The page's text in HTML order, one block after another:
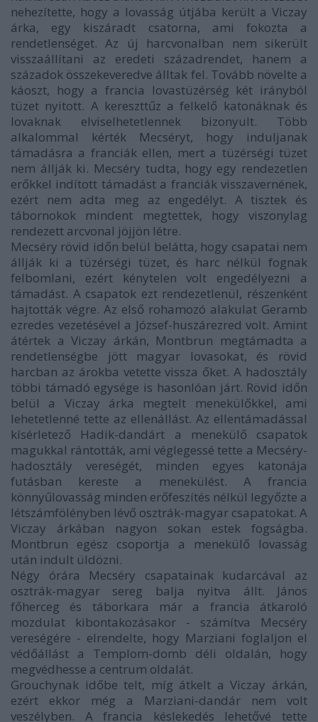
nehezítette, hogy a lovasság útjába került a Viczay
árka, egy kiszáradt csatorna, ami fokozta a
rendetlenséget. Az új harcvonalban nem sikerült
visszaállítani az eredeti századrendet, hanem a
századok összekeveredve álltak fel. Tovább növelte a
káoszt, hogy a francia lovastüzérség két irányból
tüzet nyitott. A kereszttűz a felkelő katonáknak és
lovaknak elviselhetetlennek bizonyult. Több
alkalommal kérték Mecséryt, hogy induljanak
támadásra a franciák ellen, mert a tüzérségi tüzet
nem állják ki. Mecséry tudta, hogy egy rendezetlen
erőkkel indított támadást a franciák visszavernének,
ezért nem adta meg az engedélyt. A tisztek és
tábornokok mindent megtettek, hogy viszonylag
rendezett arcvonal jöjjön létre.
Mecséry rövid időn belül belátta, hogy csapatai nem
állják ki a tüzérségi tüzet, és harc nélkül fognak
felbomlani, ezért kénytelen volt engedélyezni a
támadást. A csapatok ezt rendezetlenül, részenként
hajtották végre. Az első rohamozó alakulat Geramb
ezredes vezetésével a József-huszárezred volt. Amint
átértek a Viczay árkán, Montbrun megtámadta a
rendetlenségbe jött magyar lovasokat, és rövid
harcban az árokba vetette vissza őket. A hadosztály
többi támadó egysége is hasonlóan járt. Rövid időn
belül a Viczay árka megtelt menekülőkkel, ami
lehetetlenné tette az ellenállást. Az ellentámadással
kísérletező Hadik-dandárt a menekülő csapatok
magukkal rántották, ami véglegessé tette a Mecséry-
hadosztály vereségét, minden egyes katonája
futásban kereste a menekülést. A francia
könnyűlovasság minden erőfeszítés nélkül legyőzte a
létszámfölényben lévő osztrák-magyar csapatokat. A
Viczay árkában nagyon sokan estek fogságba.
Montbrun egész csoportja a menekülő lovasság
után indult üldözni.
Négy órára Mecséry csapatainak kudarcával az
osztrák-magyar sereg balja nyitva állt. János
főherceg és táborkara már a francia átkaroló
mozdulat kibontakozásakor - számítva Mecséry
vereségére - elrendelte, hogy Marziani foglaljon el
védőállást a Templom-domb déli oldalán, hogy
megvédhesse a centrum oldalát.
Grouchynak időbe telt, míg átkelt a Viczay árkán,
ezért ekkor még a Marziani-dandár nem volt
veszélyben. A francia késlekedés lehetővé tette